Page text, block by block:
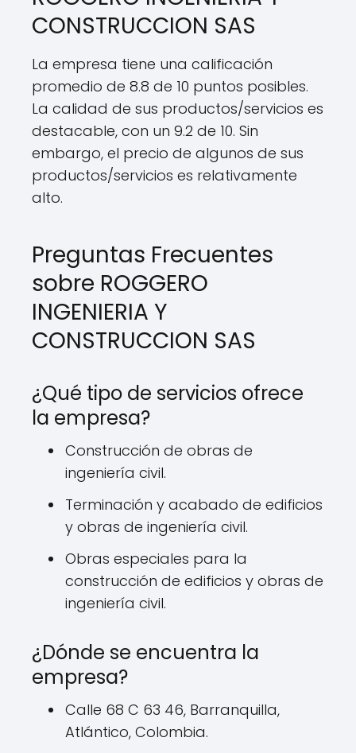
CONSTRUCCION SAS
La empresa tiene una calificación
promedio de 8.8 de 10 puntos posibles.
La calidad de sus productos/servicios es
destacable, con un 9.2 de 10. Sin
embargo, el precio de algunos de sus
productos/servicios es relativamente
alto.
Preguntas Frecuentes
sobre ROGGERO
INGENIERIA Y
CONSTRUCCION SAS
¿Qué tipo de servicios ofrece
la empresa?
Construcción de obras de
ingeniería civil.
Terminación y acabado de edificios
y obras de ingeniería civil.
Obras especiales para la
construcción de edificios y obras de
ingeniería civil.
¿Dónde se encuentra la
empresa?
Calle 68 C 63 46, Barranquilla,
Atlántico, Colombia.